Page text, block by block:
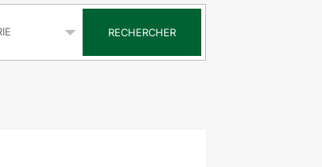
RECHERCHER